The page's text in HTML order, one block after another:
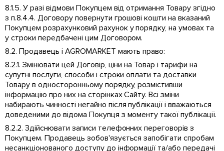
8.1.5. У разі відмови Покупцем від отримання Товару згідно
з п.8.4.4. Договору повернути грошові кошти на вказаний
Покупцем розрахунковий рахунок у порядку, на умовах та
у строки передбачені цим Договором.
8.2. Продавець і AGROMARKET мають право:
8.2.1. Змінювати цей Договір, ціни на Товар і тарифи на
супутні послуги, способи і строки оплати та доставки
Товару в односторонньому порядку, розмістивши
інформацію про них на сторінках Сайту. Всі зміни
набирають чинності негайно після публікації і вважаються
доведеними до відома Покупця з моменту такої публікації.
8.2.2. Здійснювати записи телефонних переговорів з
Покупцем. Продавець зобов'язується запобігати спробам
несанкціонованого доступу до інформації та/або передачі